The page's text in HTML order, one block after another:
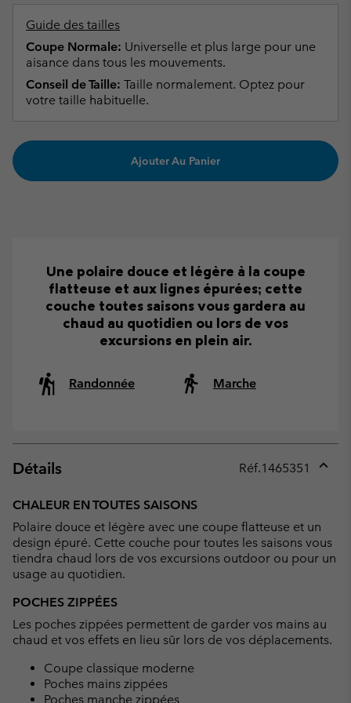
Guide des tailles
Coupe Normale: Universelle et plus large pour une
aisance dans tous les mouvements.
Conseil de Taille: Taille normalement. Optez pour
votre taille habituelle.
Ajouter Au Panier
Une polaire douce et légère à la coupe
flatteuse et aux lignes épurées; cette
couche toutes saisons vous gardera au
chaud au quotidien ou lors de vos
excursions en plein air.
Randonnée Marche
Détails Réf.1465351
CHALEUR EN TOUTES SAISONS
Polaire douce et légère avec une coupe flatteuse et un
design épuré. Cette couche pour toutes les saisons vous
tiendra chaud lors de vos excursions outdoor ou pour un
usage au quotidien.
POCHES ZIPPÉES
Les poches zippées permettent de garder vos mains au
chaud et vos effets en lieu sûr lors de vos déplacements.
Coupe classique moderne
Poches mains zippées
Poches manche zippées